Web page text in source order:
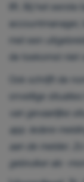
lift. Bij het eerste
met een
de toekomst niet
Ook schrijft de
onveilige
van gevaarlijke
app. Iedere
aan de melder.
gebruiker als -